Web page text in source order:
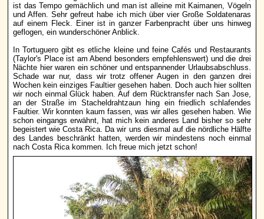
ist das Tempo gemächlich und man ist alleine mit Kaimanen, Vögeln
und Affen. Sehr gefreut habe ich mich über vier Große Soldatenaras
auf einem Fleck. Einer ist in ganzer Farbenpracht über uns hinweg
geflogen, ein wunderschöner Anblick.
In Tortuguero gibt es etliche kleine und feine Cafés und Restaurants
(Taylor's Place ist am Abend besonders empfehlenswert) und die drei
Nächte hier waren ein schöner und entspannender Urlaubsabschluss.
Schade war nur, dass wir trotz offener Augen in den ganzen drei
Wochen kein einziges Faultier gesehen haben. Doch auch hier sollten
wir noch einmal Glück haben. Auf dem Rücktransfer nach San Jose,
an der Straße im Stacheldrahtzaun hing ein friedlich schlafendes
Faultier. Wir konnten kaum fassen, was wir alles gesehen haben. Wie
schon eingangs erwähnt, hat mich kein anderes Land bisher so sehr
begeistert wie Costa Rica. Da wir uns diesmal auf die nördliche Hälfte
des Landes beschränkt hatten, werden wir mindestens noch einmal
nach Costa Rica kommen. Ich freue mich jetzt schon!